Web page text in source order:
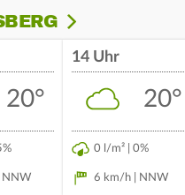
20°
NNW
14 Uhr
20°
0 l/m² | 0%
6 km/h | NNW